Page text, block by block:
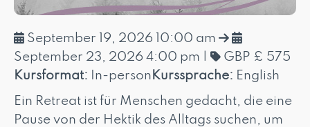
September 19, 2026 10:00 am
September 23, 2026 4:00 pm
GBP £ 575
Kursformat: In-person Kurssprache: English
Ein Retreat ist für Menschen gedacht, die eine
Pause von der Hektik des Alltags suchen, um